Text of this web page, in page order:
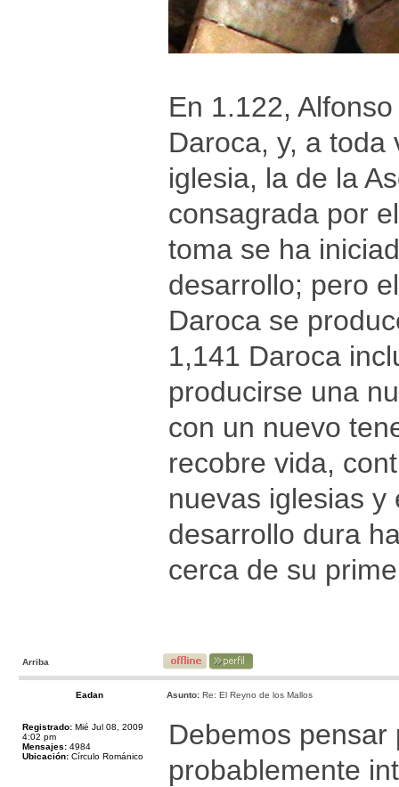
En 1.122,
Daroca, y, a toda
iglesia, la de la
consagrada por
toma se ha
desarrollo; pero
Daroca se
1,141 Daroca
producirse una
con un nuevo
recobre vida,
nuevas iglesias
desarrollo dura
cerca de su
Arriba
Eadan Asunto: Re: El Reyno de los Mallos
Registrado: Mié Jul 08, 2009
4:02 pm
Mensajes: 4984
Ubicación: Círculo Románico
Debemos
probablemente